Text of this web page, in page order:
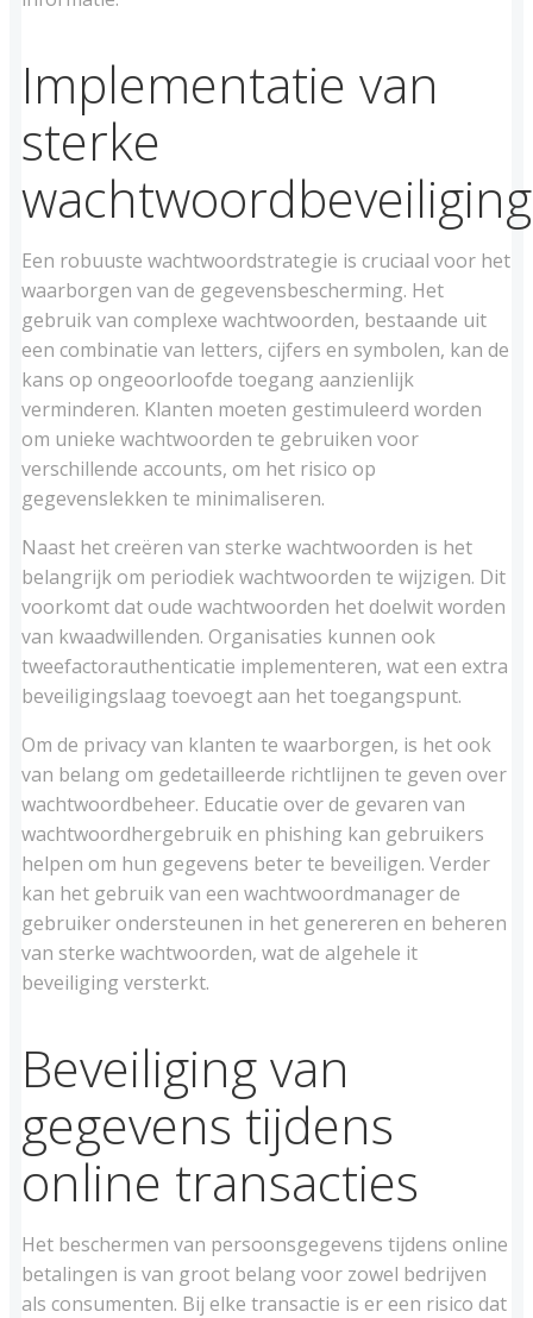
Implementatie van
sterke
wachtwoordbeveiliging
Een robuuste wachtwoordstrategie is cruciaal voor het
waarborgen van de gegevensbescherming. Het
gebruik van complexe wachtwoorden, bestaande uit
een combinatie van letters, cijfers en symbolen, kan de
kans op ongeoorloofde toegang aanzienlijk
verminderen. Klanten moeten gestimuleerd worden
om unieke wachtwoorden te gebruiken voor
verschillende accounts, om het risico op
gegevenslekken te minimaliseren.
Naast het creëren van sterke wachtwoorden is het
belangrijk om periodiek wachtwoorden te wijzigen. Dit
voorkomt dat oude wachtwoorden het doelwit worden
van kwaadwillenden. Organisaties kunnen ook
tweefactorauthenticatie implementeren, wat een extra
beveiligingslaag toevoegt aan het toegangspunt.
Om de privacy van klanten te waarborgen, is het ook
van belang om gedetailleerde richtlijnen te geven over
wachtwoordbeheer. Educatie over de gevaren van
wachtwoordhergebruik en phishing kan gebruikers
helpen om hun gegevens beter te beveiligen. Verder
kan het gebruik van een wachtwoordmanager de
gebruiker ondersteunen in het genereren en beheren
van sterke wachtwoorden, wat de algehele it
beveiliging versterkt.
Beveiliging van
gegevens tijdens
online transacties
Het beschermen van persoonsgegevens tijdens online
betalingen is van groot belang voor zowel bedrijven
als consumenten. Bij elke transactie is er een risico dat